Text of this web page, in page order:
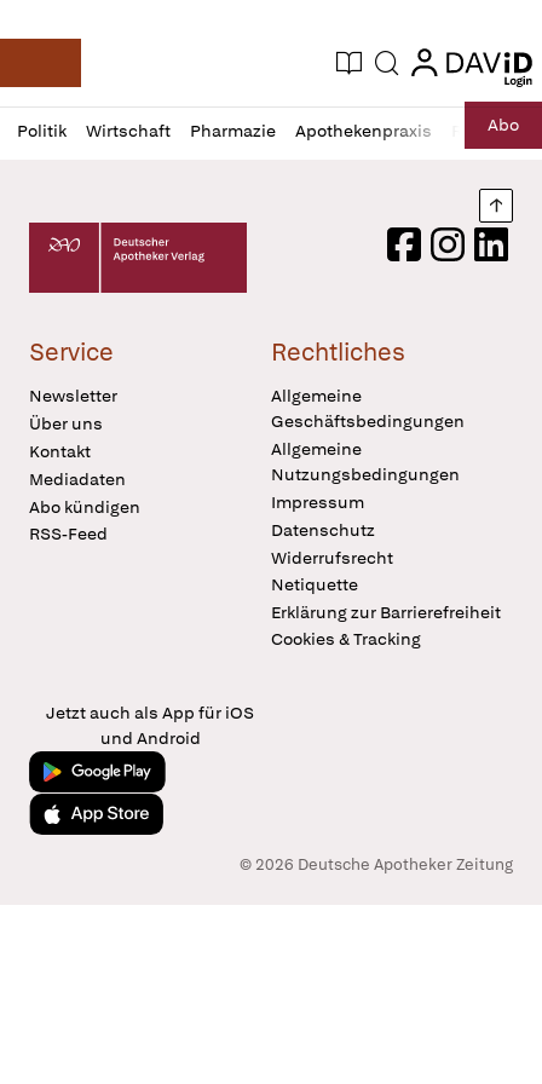
Deutsche Apotheker Zeitung
Aktuelle Ausgabe
Suche login
login
Politik Wirtschaft Pharmazie Apothekenpraxis RechtAbo
Profil
öffnen
Daz
Pur
Deutscher Apotheker Verlag Logo
FacebookInstagram
Service
Newsletter
Über uns
Kontakt
Mediadaten
Abo kündigen
RSS-Feed
Rechtliches
Allgemeine
Geschäftsbedingungen
Allgemeine
Nutzungsbedingungen
Impressum
Datenschutz
Widerrufsrecht
Netiquette
Erklärung zur Barrierefreiheit
Cookies & Tracking
Jetzt auch als App für iOS
und Android
Jetzt bei Google Play
Laden im App Store
© 2026 Deutsche Apotheker Zeitung